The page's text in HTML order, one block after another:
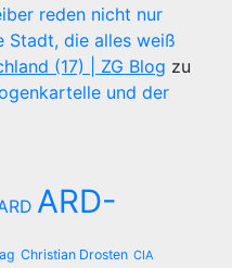
reden nicht nur
die alles weiß
(17) | ZG Blog zu
und der
ARD-
Christian Drosten CIA